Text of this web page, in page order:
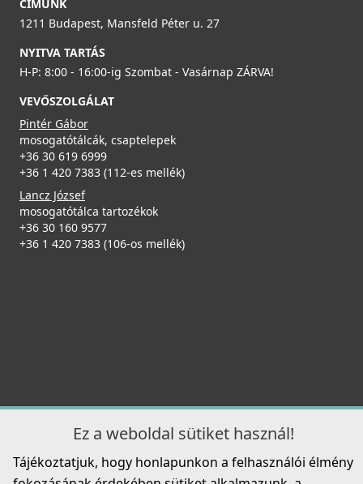
CÍMÜNK
1211 Budapest, Mansfeld Péter u. 27
NYITVA TARTÁS
H-P: 8:00 - 16:00-ig Szombat - Vasárnap ZÁRVA!
VEVŐSZOLGÁLAT
Pintér Gábor
mosogatótálcák, csaptelepek
+36 30 619 6999
+36 1 420 7383 (112-es mellék)
Lancz József
mosogatótálca tartozékok
+36 30 160 9577
+36 1 420 7383 (106-os mellék)
Ez a weboldal sütiket használ!
Tájékoztatjuk, hogy honlapunkon a felhasználói élmény